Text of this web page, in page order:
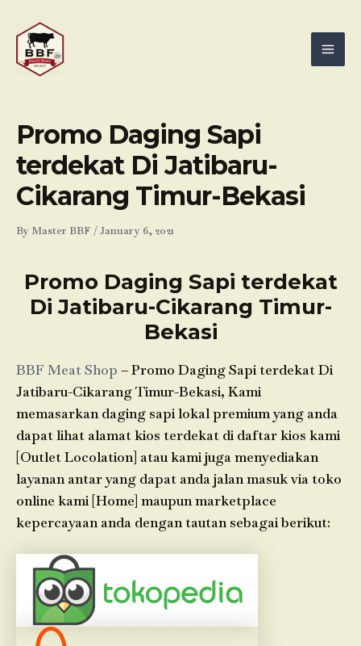
content
Promo Daging Sapi
terdekat Di Jatibaru-
Cikarang Timur-Bekasi
By Master BBF /January 6, 2021
Promo Daging Sapi terdekat
Di Jatibaru-Cikarang Timur-
Bekasi
BBF Meat Shop – Promo Daging Sapi terdekat Di
Jatibaru-Cikarang Timur-Bekasi, Kami
memasarkan daging sapi lokal premium yang anda
dapat lihat alamat kios terdekat di daftar kios kami
[Outlet Locolation] atau kami juga menyediakan
layanan antar yang dapat anda jalan masuk via toko
online kami [Home] maupun marketplace
kepercayaan anda dengan tautan sebagai berikut: